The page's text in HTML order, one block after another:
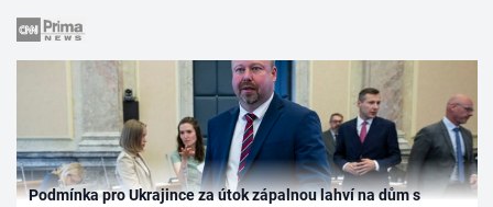
Podmínka pro Ukrajince za útok zápalnou lahví na dům s